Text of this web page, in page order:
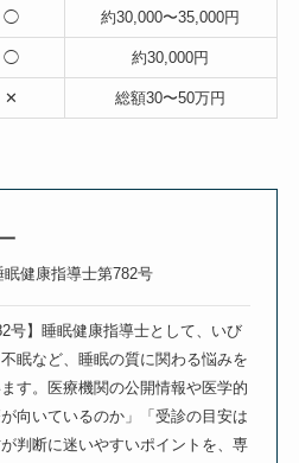
◯ 約30,000〜35,000円
◯ 約30,000円
✕ 総額30〜50万円
眠健康指導士第782号
号】睡眠健康指導士として、いび
眠など、睡眠の質に関わる悩みを
す。医療機関の公開情報や医学的
向いているのか」「受診の目安は
判断に迷いやすいポイントを、専